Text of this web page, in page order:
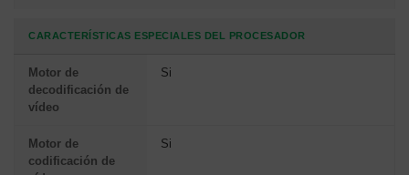
CARACTERÍSTICAS ESPECIALES DEL PROCESADOR
Motor de
decodificación de
vídeo
Si
Motor de
codificación de
Si